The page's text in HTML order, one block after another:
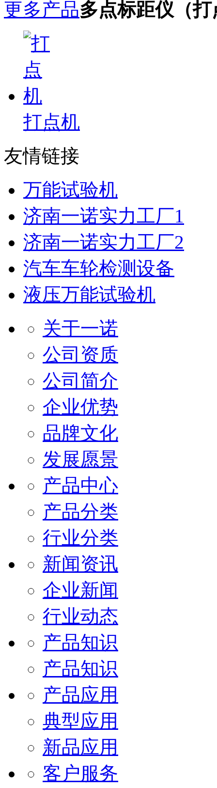
更多产品多点标距仪（
打点机
友情链接
万能试验机
济南一诺实力工厂1
济南一诺实力工厂2
汽车车轮检测设备
液压万能试验机
关于一诺
公司资质
公司简介
企业优势
品牌文化
发展愿景
产品中心
产品分类
行业分类
新闻资讯
企业新闻
行业动态
产品知识
产品知识
产品应用
典型应用
新品应用
客户服务